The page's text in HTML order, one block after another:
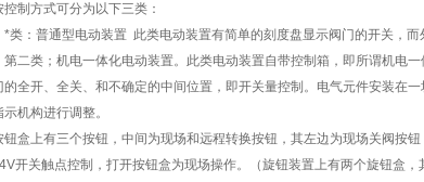
控制方式可分为以下三类：
：普通型电动装置 此类电动装置有简单的刻度盘显示阀门的开关，而
二类；机电一体化电动装置。此类电动装置自带控制箱，即所谓机电
的全开、全关、和不确定的中间位置，即开关量控制。电气元件安装在
示机构进行调整。
钮盒上有三个按钮，中间为现场和远程转换按钮，其左边为现场关阀按
开关触点控制，打开按钮盒为现场操作。（旋钮装置上有两个旋钮盒